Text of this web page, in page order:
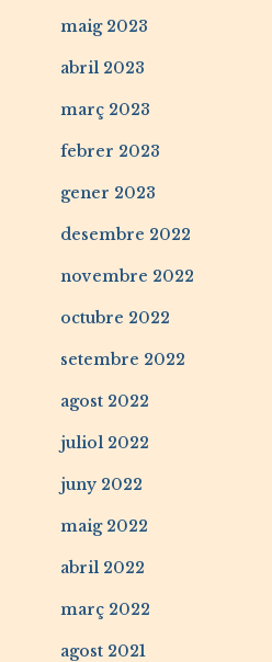
maig 2023
abril 2023
març 2023
febrer 2023
gener 2023
desembre 2022
novembre 2022
octubre 2022
setembre 2022
agost 2022
juliol 2022
juny 2022
maig 2022
abril 2022
març 2022
agost 2021